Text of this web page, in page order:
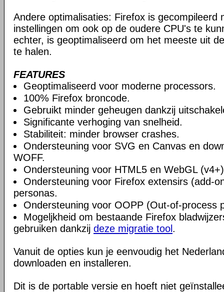
Andere optimalisaties: Firefox is gecompileerd
instellingen om ook op de oudere CPU's te
echter, is geoptimaliseerd om het meeste uit
te halen.
FEATURES
Geoptimaliseerd voor moderne processors.
100% Firefox broncode.
Gebruikt minder geheugen dankzij
Significante verhoging van snelheid.
Stabiliteit: minder browser crashes.
Ondersteuning voor SVG en Canvas en
WOFF.
Ondersteuning voor HTML5 en WebGL
Ondersteuning voor Firefox extensirs (add-
personas.
Ondersteuning voor OOPP (Out-of-process
Mogeljkheid om bestaande Firefox
gebruiken dankzij deze migratie tool .
Vanuit de opties kun je eenvoudig het
downloaden en installeren.
Dit is de portable versie en hoeft niet